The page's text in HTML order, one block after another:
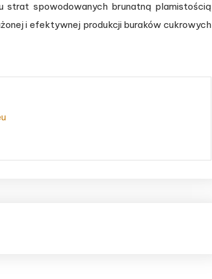
strat spowodowanych brunatną plamistością
i efektywnej produkcji buraków cukrowych